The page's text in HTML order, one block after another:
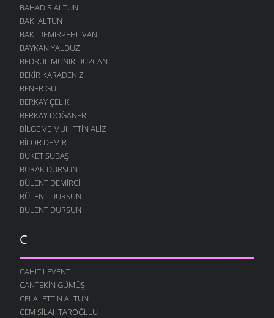
BAHADIR ALTUN
BAKI ALTUN
BAKI DEMIRPEHLIVAN
BAYKAN YALDUZ
BEDRUL MÜNIR DÜZCAN
BEKIR KARADENIZ
BENER GÜL
BERKAY ÇELIK
BERKAY DOĞANER
BILGE VE MUHITTIN ALIZ
BILOR DEMIR
BUKET SUBAŞI
BURAK DURSUN
BÜLENT DEMIRCI
BÜLENT DURSUN
BÜLENT DURSUN
C
CAHIT LEVENT
CANTEKIN GÜMÜŞ
CELALETTIN ALTUN
CEM SILAHTAROĞLLU